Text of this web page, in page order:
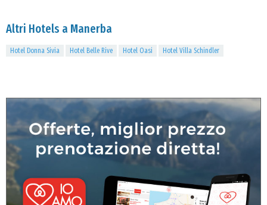
Altri Hotels a Manerba
Hotel Donna Sivia Hotel Belle Rive Hotel Oasi Hotel Villa Schindler